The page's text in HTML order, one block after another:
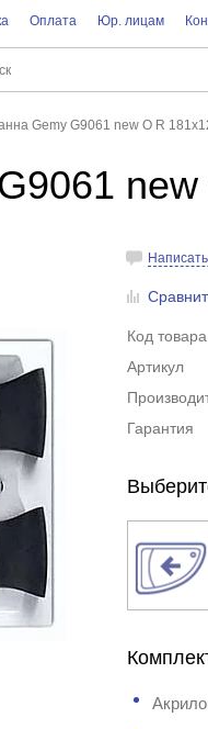
Оплата Юр. лицам
Gemy G9061 new O R
Код товара
Артикул
Гарантия